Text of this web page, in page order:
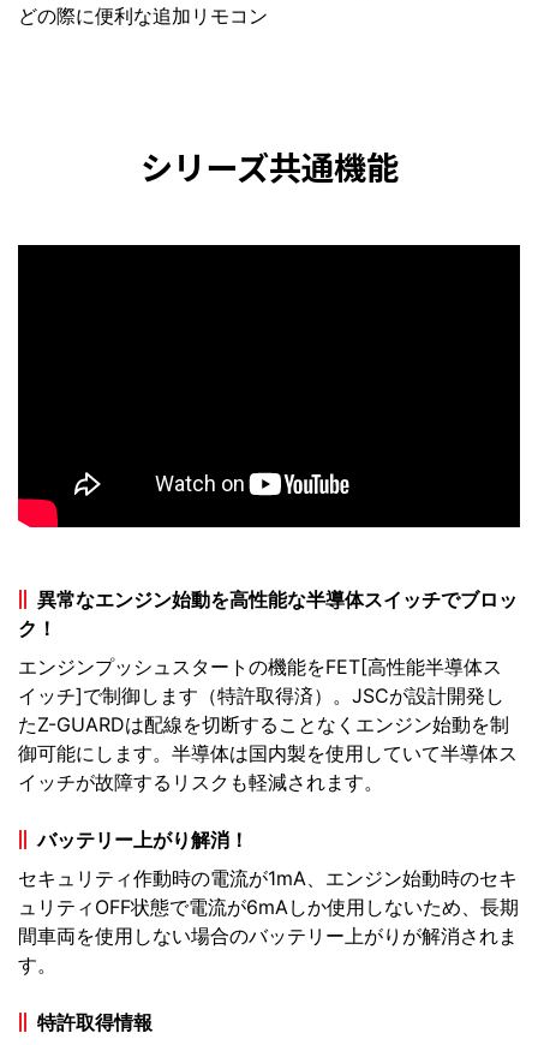
どの際に便利な追加リモコン
シリーズ共通機能
異常なエンジン始動を高性能な半導体スイッチでブロッ
ク！
エンジンプッシュスタートの機能をFET[高性能半導体ス
イッチ]で制御します（特許取得済）。JSCが設計開発し
たZ-GUARDは配線を切断することなくエンジン始動を制
御可能にします。半導体は国内製を使用していて半導体ス
イッチが故障するリスクも軽減されます。
バッテリー上がり解消！
セキュリティ作動時の電流が1mA、エンジン始動時のセキ
ュリティOFF状態で電流が6mAしか使用しないため、長期
間車両を使用しない場合のバッテリー上がりが解消されま
す。
特許取得情報